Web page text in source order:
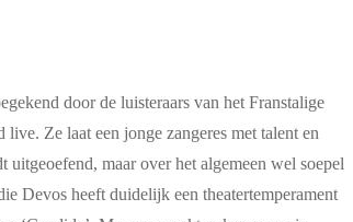
door de luisteraars van het Franstalige
Ze laat een jonge zangeres met talent en
maar over het algemeen wel soepel
Devos heeft duidelijk een theatertemperament